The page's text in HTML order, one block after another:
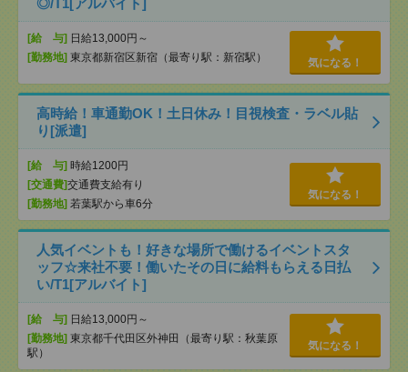
◎/T1[アルバイト]
[給 与] 日給13,000円～
[勤務地] 東京都新宿区新宿（最寄り駅：新宿駅） 気になる！
高時給！車通勤OK！土日休み！目視検査・ラベル貼
り[派遣]
[給 与] 時給1200円
[交通費]交通費支給有り
[勤務地] 若葉駅から車6分
気になる！
人気イベントも！好きな場所で働けるイベントスタ
ッフ☆来社不要！働いたその日に給料もらえる日払
い/T1[アルバイト]
[給 与] 日給13,000円～
[勤務地] 東京都千代田区外神田（最寄り駅：秋葉原
駅）
気になる！